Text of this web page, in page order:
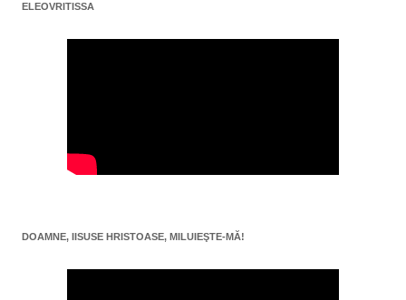
ELEOVRITISSA
DOAMNE, IISUSE HRISTOASE, MILUIEŞTE-MĂ!